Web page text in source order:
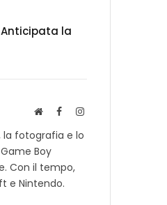
Anticipata la
S
t
o
w
e
F
c
b
o
I
la fotografia e lo
Boy
Con il tempo,
e Nintendo.